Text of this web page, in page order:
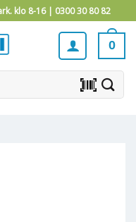
klo 8-16 | 0300 30 80 82
0
barcode_scanner